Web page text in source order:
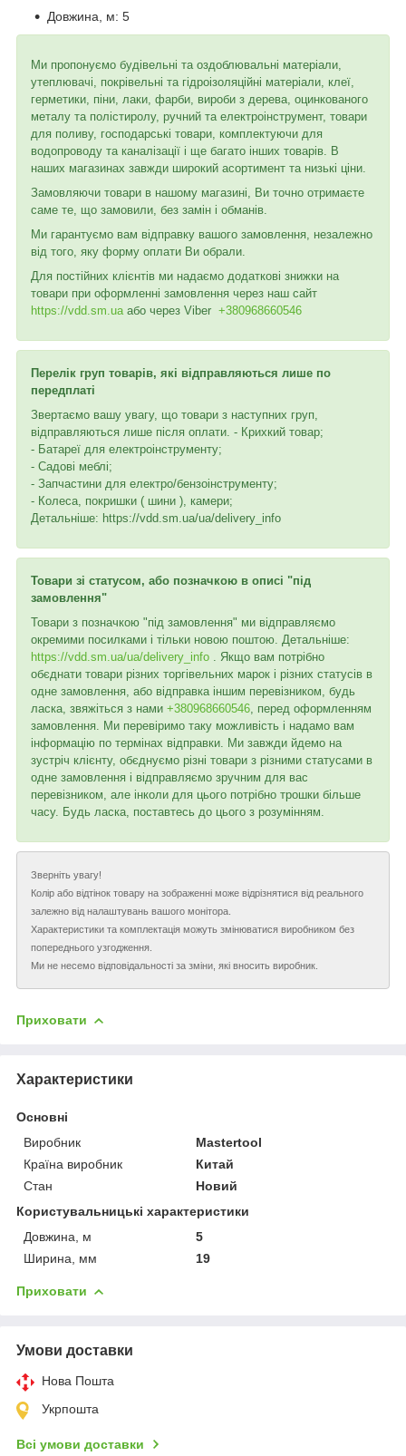
Довжина, м: 5
Ми пропонуємо будівельні та оздоблювальні матеріали,
утеплювачі, покрівельні та гідроізоляційні матеріали, клеї,
герметики, піни, лаки, фарби, вироби з дерева, оцинкованого
металу та полістиролу, ручний та електроінструмент, товари
для поливу, господарські товари, комплектуючи для
водопроводу та каналізації і ще багато інших товарів. В
наших магазинах завжди широкий асортимент та низькі ціни.
Замовляючи товари в нашому магазині, Ви точно отримаєте
саме те, що замовили, без замін і обманів.
Ми гарантуємо вам відправку вашого замовлення, незалежно
від того, яку форму оплати Ви обрали.
Для постійних клієнтів ми надаємо додаткові знижки на
товари при оформленні замовлення через наш сайт
https://vdd.sm.ua або через Viber +380968660546
Перелік груп товарів, які відправляються лише по
передплаті
Звертаємо вашу увагу, що товари з наступних груп,
відправляються лише після оплати. - Крихкий товар;
- Батареї для електроінструменту;
- Садові меблі;
- Запчастини для електро/бензоінструменту;
- Колеса, покришки ( шини ), камери;
Детальніше: https://vdd.sm.ua/ua/delivery_info
Товари зі статусом, або позначкою в описі "під
замовлення"
Товари з позначкою "під замовлення" ми відправляємо
окремими посилками і тільки новою поштою. Детальніше:
https://vdd.sm.ua/ua/delivery_info . Якщо вам потрібно
обєднати товари різних торгівельних марок і різних статусів в
одне замовлення, або відправка іншим перевізником, будь
ласка, звяжіться з нами +380968660546 , перед оформленням
замовлення. Ми перевіримо таку можливість і надамо вам
інформацію по термінах відправки. Ми завжди йдемо на
зустріч клієнту, обєднуємо різні товари з різними статусами в
одне замовлення і відправляємо зручним для вас
перевізником, але інколи для цього потрібно трошки більше
часу. Будь ласка, поставтесь до цього з розумінням.
Зверніть увагу!
Колір або відтінок товару на зображенні може відрізнятися від реального
залежно від налаштувань вашого монітора.
Характеристики та комплектація можуть змінюватися виробником без
попереднього узгодження.
Ми не несемо відповідальності за зміни, які вносить виробник.
Приховати
Характеристики
Основні
Виробник
Mastertool
Країна виробник
Китай
Стан
Новий
Користувальницькі характеристики
Довжина, м
5
Ширина, мм
19
Приховати
Умови доставки
Нова Пошта
Укрпошта
Всі умови доставки